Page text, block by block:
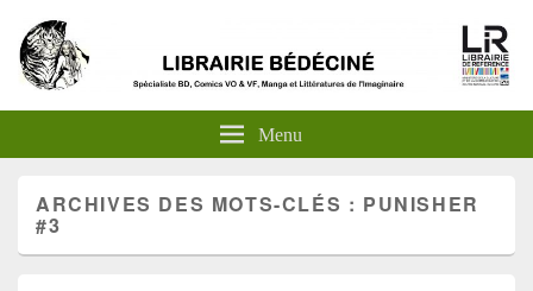
Menu
ARCHIVES DES MOTS-CLÉS : PUNISHER
#3